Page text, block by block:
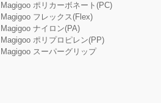
Magigoo ポリカーボネート(PC)
Magigoo フレックス(Flex)
Magigoo ナイロン(PA)
Magigoo ポリプロピレン(PP)
Magigoo スーパーグリップ